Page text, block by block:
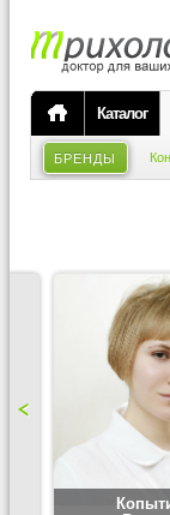
Каталог
БРЕНДЫ